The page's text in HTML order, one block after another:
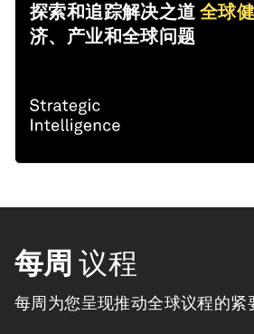
探索和追踪解决之道全球
济、产业和全球问题
每周 议程
每周为您呈现推动全球议程的紧